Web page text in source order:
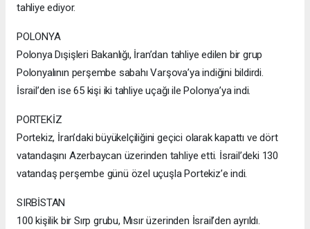
tahliye ediyor.
POLONYA
Polonya Dışişleri Bakanlığı, İran’dan tahliye edilen bir grup
Polonyalının perşembe sabahı Varşova’ya indiğini bildirdi.
İsrail’den ise 65 kişi iki tahliye uçağı ile Polonya’ya indi.
PORTEKİZ
Portekiz, İran’daki büyükelçiliğini geçici olarak kapattı ve dört
vatandaşını Azerbaycan üzerinden tahliye etti. İsrail’deki 130
vatandaş perşembe günü özel uçuşla Portekiz’e indi.
SIRBİSTAN
100 kişilik bir Sırp grubu, Mısır üzerinden İsrail’den ayrıldı.